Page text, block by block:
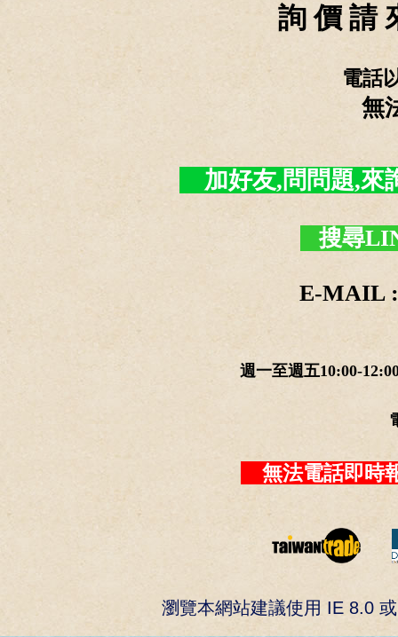
詢 價 請
電話
無
加好友,問問題,來
搜尋
E-MAIL :
週一至週五10:00-
無法電話即
瀏覽本網站建議使用 IE 8.0